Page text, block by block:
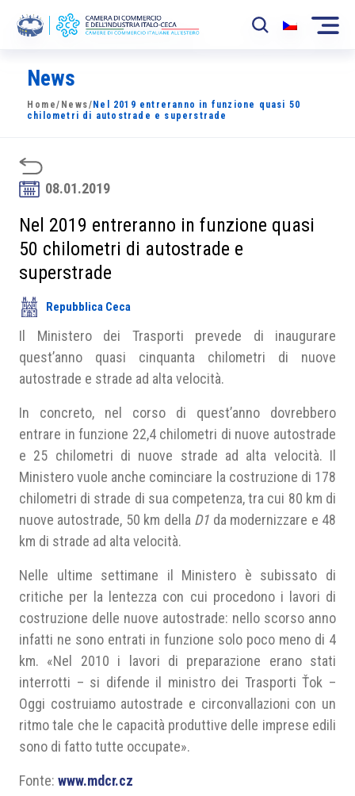
La Camera
News
Sviluppo Mercato
Soci
Partner
Area riservata
News
Home/ News/ Nel 2019 entreranno in funzione quasi 50
chilometri di autostrade e superstrade
08.01.2019
Nel 2019 entreranno in funzione quasi
50 chilometri di autostrade e
superstrade
Repubblica Ceca
Il Ministero dei Trasporti prevede di inaugurare
quest’anno quasi cinquanta chilometri di nuove
autostrade e strade ad alta velocità.
In concreto, nel corso di quest’anno dovrebbero
entrare in funzione 22,4 chilometri di nuove autostrade
e 25 chilometri di nuove strade ad alta velocità. Il
Ministero vuole anche cominciare la costruzione di 178
chilometri di strade di sua competenza, tra cui 80 km di
nuove autostrade, 50 km della D1 da modernizzare e 48
km di strade ad alta velocità.
Nelle ultime settimane il Ministero è subissato di
critiche per la lentezza con cui procedono i lavori di
costruzione delle nuove autostrade: nello scorso anno
infatti ne sono entrati in funzione solo poco meno di 4
km. «Nel 2010 i lavori di preparazione erano stati
interrotti – si difende il ministro dei Trasporti Ťok –
Oggi costruiamo autostrade e circonvallazioni con un
ritmo tale che le capacità produttive delle imprese edili
sono di fatto tutte occupate».
Fonte: www.mdcr.cz